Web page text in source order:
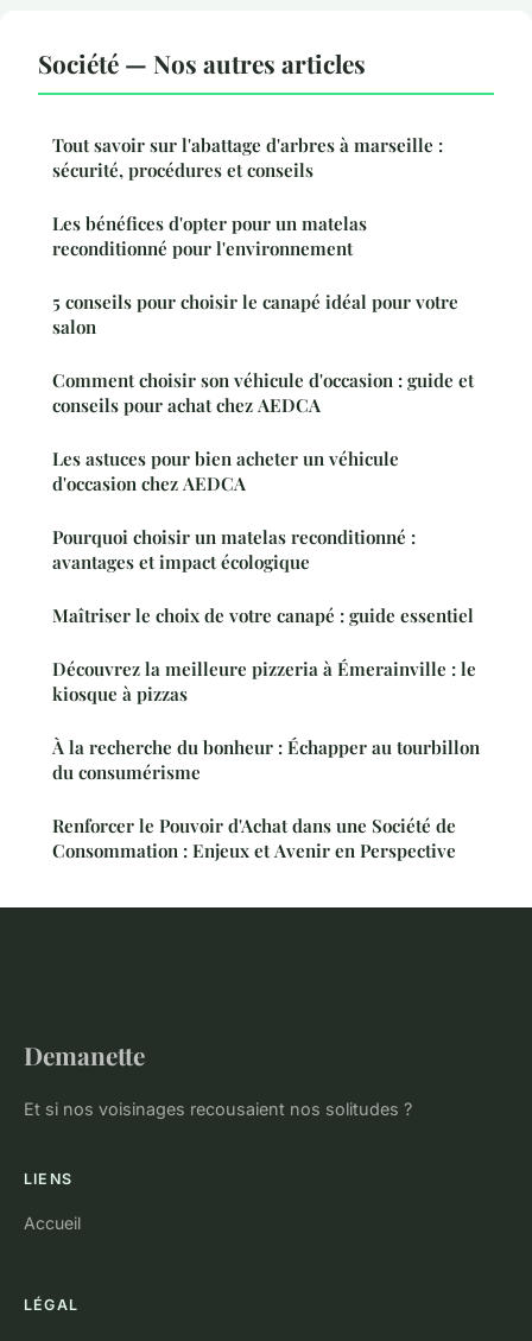
Société — Nos autres articles
Tout savoir sur l'abattage d'arbres à marseille :
sécurité, procédures et conseils
Les bénéfices d'opter pour un matelas
reconditionné pour l'environnement
5 conseils pour choisir le canapé idéal pour votre
salon
Comment choisir son véhicule d'occasion : guide et
conseils pour achat chez AEDCA
Les astuces pour bien acheter un véhicule
d'occasion chez AEDCA
Pourquoi choisir un matelas reconditionné :
avantages et impact écologique
Maîtriser le choix de votre canapé : guide essentiel
Découvrez la meilleure pizzeria à Émerainville : le
kiosque à pizzas
À la recherche du bonheur : Échapper au tourbillon
du consumérisme
Renforcer le Pouvoir d'Achat dans une Société de
Consommation : Enjeux et Avenir en Perspective
Demanette
Et si nos voisinages recousaient nos solitudes ?
LIENS
Accueil
LÉGAL